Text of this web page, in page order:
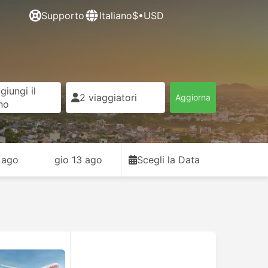
Supporto Italiano$•USD
il
2 viaggiatori Aggiorna
gio 13 ago Scegli la Data